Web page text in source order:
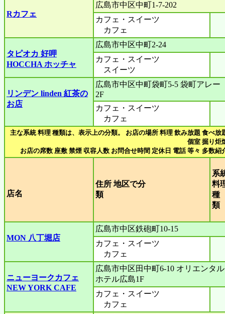
Rカフェ
広島市中区中町1-7-202
カフェ・スイーツ
カフェ
タピオカ 好呷
HOCCHA ホッチャ
広島市中区中町2-24
カフェ・スイーツ
スイーツ
リンデン linden 紅茶の
お店
広島市中区中町袋町5-5 袋町アレー
2F
カフェ・スイーツ
カフェ
主な系統 料理 種類は、表示上の分類。 お店の場所 料理 飲み放題 食べ放
個室 掘り炬
お店の席数 座敷 禁煙 収容人数 お問合せ時間 定休日 電話 等々 多数紹
店名
住所 地区で分
類
系
料
種
MON 八丁堀店
広島市中区鉄砲町10-15
カフェ・スイーツ
カフェ
ニューヨークカフェ
NEW YORK CAFE
広島市中区田中町6-10 オリエンタル
ホテル広島1F
カフェ・スイーツ
カフェ